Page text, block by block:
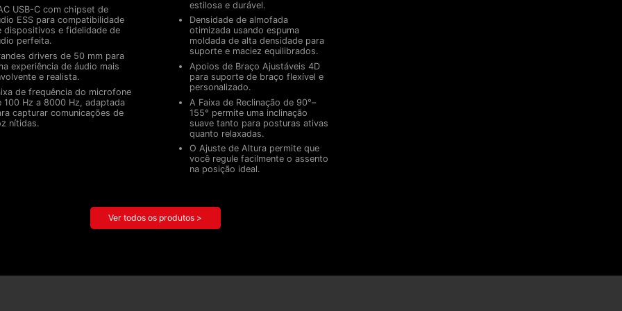
USB-C com chipset de
ESS para compatibilidade
dispositivos e fidelidade de
perfeita.
drivers de 50 mm para
experiência de áudio mais
e realista.
de frequência do microfone
100 Hz a 8000 Hz, adaptada
capturar comunicações de
nítidas.
estilosa e durável.
Densidade de almofada
otimizada usando espuma
moldada de alta densidade para
suporte e maciez equilibrados.
Apoios de Braço Ajustáveis ​​4D
para suporte de braço flexível e
personalizado.
A Faixa de Reclinação de 90°–
155° permite uma inclinação
suave tanto para posturas ativas
quanto relaxadas.
O Ajuste de Altura permite que
você regule facilmente o assento
na posição ideal.
Ver todos os produtos >